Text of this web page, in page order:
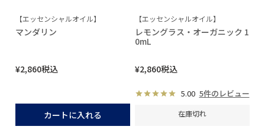
【エッセンシャルオイル】
マンダリン
¥2,860税込
カートに入れる
【エッセンシャルオイル】
レモングラス・オーガニック 1
0mL
¥2,860税込
5.00 5件のレビュー
在庫切れ